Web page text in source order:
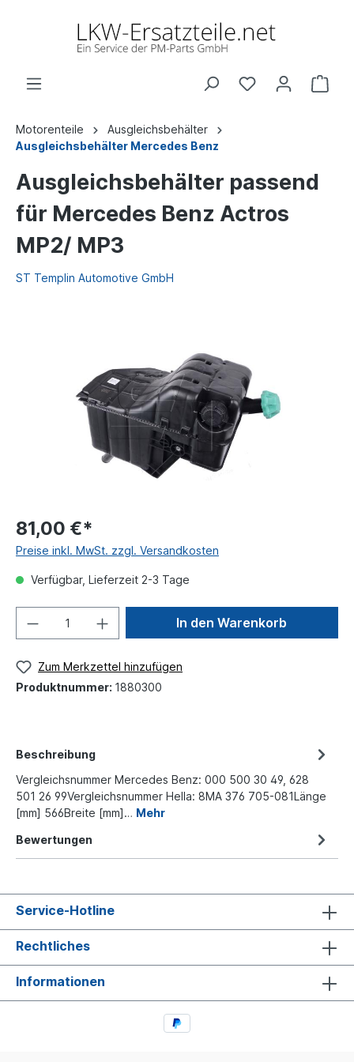
Motorenteile
Ausgleichsbehälter
Ausgleichsbehälter Mercedes Benz
Ausgleichsbehälter passend
für Mercedes Benz Actros
MP2/ MP3
ST Templin Automotive GmbH
81,00 €*
Preise inkl. MwSt. zzgl. Versandkosten
Verfügbar, Lieferzeit 2-3 Tage
In den Warenkorb
Zum Merkzettel hinzufügen
Produktnummer: 1880300
Beschreibung
Vergleichsnummer Mercedes Benz: 000 500 30 49, 628
501 26 99Vergleichsnummer Hella: 8MA 376 705-081Länge
[mm] 566Breite [mm]… Mehr
Bewertungen
Service-Hotline
Rechtliches
Informationen